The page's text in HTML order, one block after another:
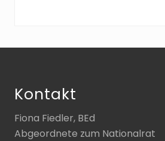
Kontakt
Fiona Fiedler, BEd
Abgeordnete zum Nationalrat